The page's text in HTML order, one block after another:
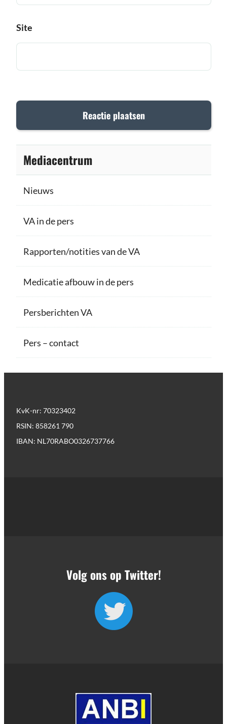
Site
Mediacentrum
Nieuws
VA in de pers
Rapporten/notities van de VA
Medicatie afbouw in de pers
Persberichten VA
Pers – contact
KvK-nr: 70323402
RSIN: 858261 790
IBAN: NL70RABO0326737766
Volg ons op Twitter!